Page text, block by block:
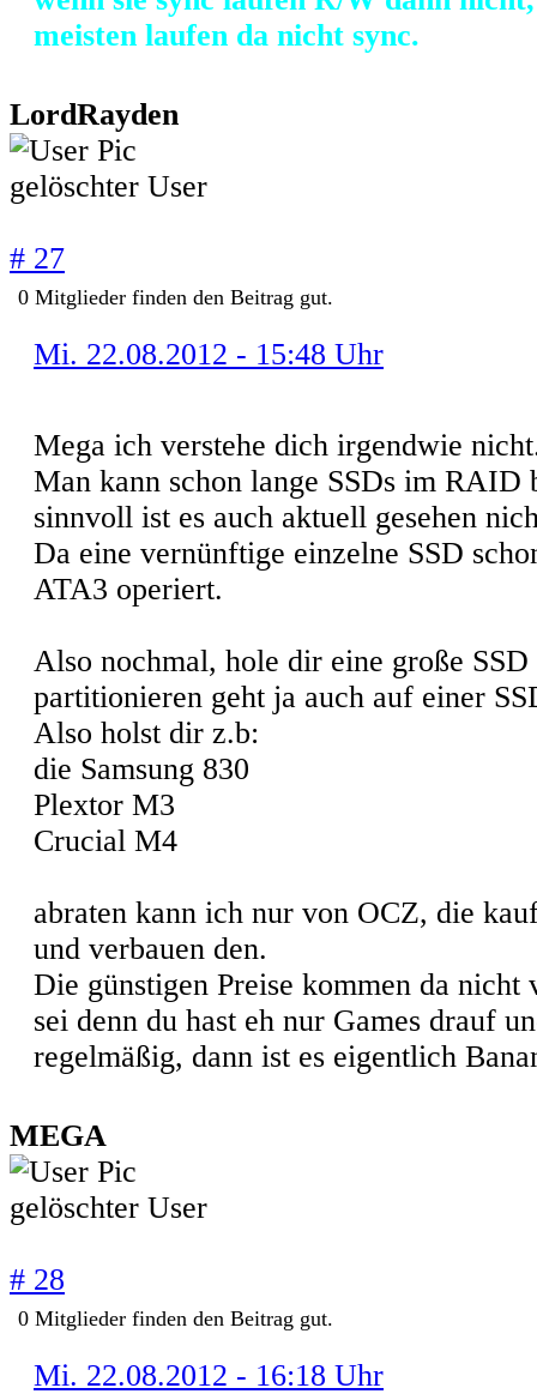
meisten laufen da nicht sync.
LordRayden
gelöschter User
# 27
0 Mitglieder finden den Beitrag gut.
Mi. 22.08.2012 - 15:48 Uhr
Mega ich verstehe dich irgendwie
Man kann schon lange SSDs im RAID
sinnvoll ist es auch aktuell gesehen
Da eine vernünftige einzelne SSD
ATA3 operiert.
Also nochmal, hole dir eine große
partitionieren geht ja auch auf einer
Also holst dir z.b:
die Samsung 830
Plextor M3
Crucial M4
abraten kann ich nur von OCZ, die
und verbauen den.
Die günstigen Preise kommen da nicht
sei denn du hast eh nur Games drauf
regelmäßig, dann ist es eigentlich
MEGA
gelöschter User
# 28
0 Mitglieder finden den Beitrag gut.
Mi. 22.08.2012 - 16:18 Uhr